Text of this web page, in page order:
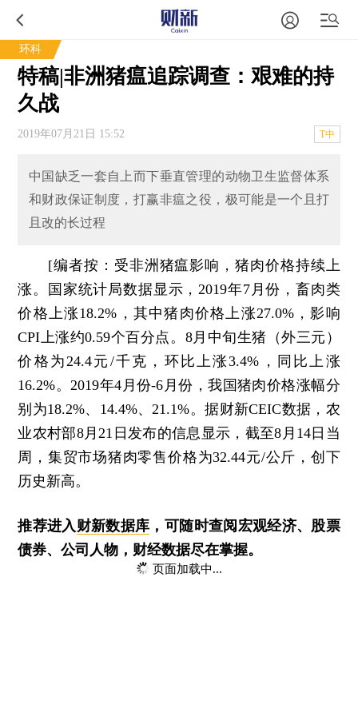
环科
特稿|非洲猪瘟追踪调查：艰难的持
久战
2019年07月21日 15:52 T中
中国缺乏一套自上而下垂直管理的动物卫生监督体系
和财政保证制度，打赢非瘟之役，极可能是一个且打
且改的长过程
[编者按 ：受非洲猪瘟影响，猪肉价格持续上
涨。国家统计局数据显示，2019年7月份，畜肉类
价格上涨18.2%，其中猪肉价格上涨27.0%，影响
CPI上涨约0.59个百分点。8月中旬生猪（外三元）
价格为24.4元/千克，环比上涨3.4%，同比上涨
16.2%。2019年4月份-6月份，我国猪肉价格涨幅分
别为18.2%、14.4%、21.1%。据财新CEIC数据，农
业农村部8月21日发布的信息显示，截至8月14日当
周，集贸市场猪肉零售价格为32.44元/公斤，创下
历史新高。
推荐进入 财新数据库 ，可随时查阅宏观经济、股票
债券、公司人物，财经数据尽在掌握。
页面加载中...